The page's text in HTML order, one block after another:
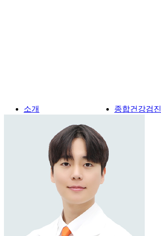
소개 종합건강검진